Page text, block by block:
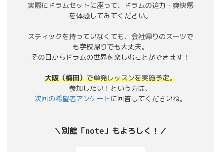
実際にドラムセットに座って、ドラムの迫力・爽快感
を体感してみてください。
スティックを持っていなくても、会社帰りのスーツで
も学校帰りでも大丈夫。
その日からドラムの世界を楽しむことができます！
大阪（梅田）で単発レッスンを実施予定。
参加したい！という方は、
次回の希望者アンケートに回答してくださいね。
＼別館「note」もよろしく！／